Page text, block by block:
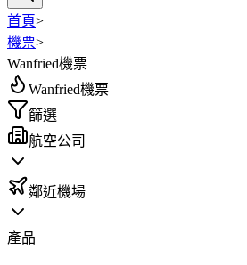
首頁>
機票>
Wanfried機票
Wanfried機票
篩選
航空公司
鄰近機場
產品